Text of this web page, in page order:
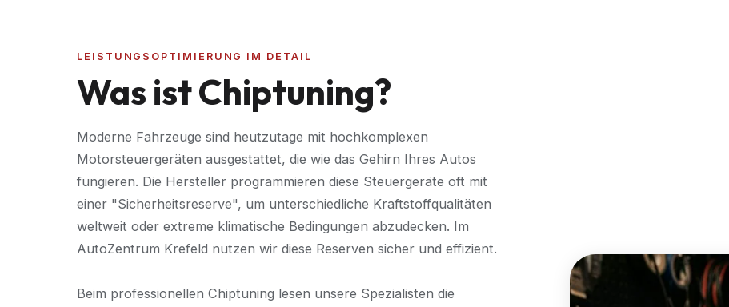
LEISTUNGSOPTIMIERUNG IM DETAIL
Was ist Chiptuning?
Moderne Fahrzeuge sind heutzutage mit hochkomplexen
Motorsteuergeräten ausgestattet, die wie das Gehirn Ihres Autos
fungieren. Die Hersteller programmieren diese Steuergeräte oft mit
einer "Sicherheitsreserve", um unterschiedliche Kraftstoffqualitäten
weltweit oder extreme klimatische Bedingungen abzudecken. Im
AutoZentrum Krefeld nutzen wir diese Reserven sicher und effizient.
Beim professionellen Chiptuning lesen unsere Spezialisten die